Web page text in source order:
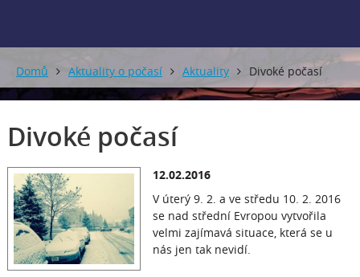
Domů Aktuality o počasí Aktuality Divoké počasí
Divoké počasí
12.02.2016
V úterý 9. 2. a ve středu 10. 2. 2016
se nad střední Evropou vytvořila
velmi zajímavá situace, která se u
nás jen tak nevidí.